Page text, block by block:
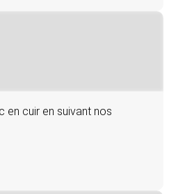
en cuir en suivant nos